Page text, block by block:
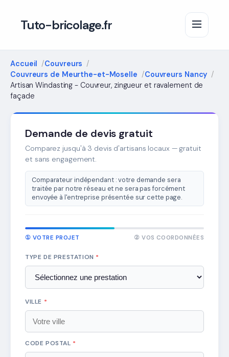
Tuto-bricolage.fr
Accueil
Couvreurs
Couvreurs de Meurthe-et-Moselle
Couvreurs Nancy
Artisan Windasting - Couvreur, zingueur et ravalement de
façade
Demande de devis gratuit
Comparez jusqu'à 3 devis d'artisans locaux — gratuit
et sans engagement.
Comparateur indépendant : votre demande sera
traitée par notre réseau et ne sera pas forcément
envoyée à l'entreprise présentée sur cette page.
① VOTRE PROJET ② VOS COORDONNÉES
TYPE DE PRESTATION *
VILLE *
CODE POSTAL *